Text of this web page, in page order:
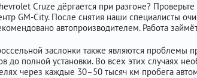
Cruze дёргается при разгоне?
GM-City. После снятия наши специалисты
автопроизводителем. Работа
заслонки также являются проблемы
до полной установки. Во всех этих случаях
через каждые 30–50 тысяч км пробега